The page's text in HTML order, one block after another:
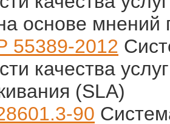
основе мнений
55389-2012
качества
(SLA)
90